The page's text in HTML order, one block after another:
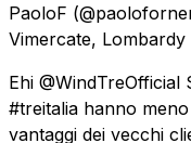
PaoloF
Vimercate, Lombardy
Ehi
#treitalia hanno
vantaggi dei vecchi